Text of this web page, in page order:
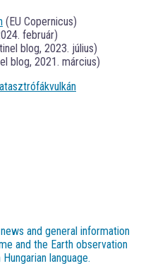
(EU Copernicus)
február)
blog, 2023. július)
blog, 2021. március)
vulkán
and general information
and the Earth observation
language.